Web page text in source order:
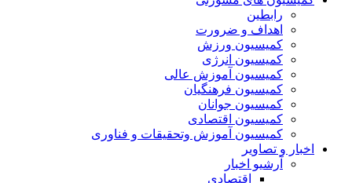
رابطین
اهداف و ضرورت
کمیسیون ورزش
کمیسیون انرژی
کمیسیون آموزش عالی
کمیسیون فرهنگیان
کمیسیون جوانان
کمیسیون اقتصادی
کمیسیون آموزش وتحقیقات و فناوری
اخبار و تصاویر
آرشیو اخبار
اقتصادی